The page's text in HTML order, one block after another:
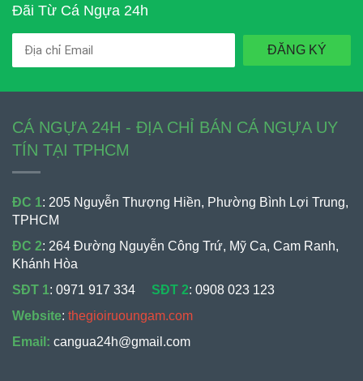
Đãi Từ Cá Ngựa 24h
ĐĂNG KÝ
CÁ NGỰA 24H - ĐỊA CHỈ BÁN CÁ NGỰA UY
TÍN TẠI TPHCM
ĐC 1: 205 Nguyễn Thượng Hiền, Phường Bình Lợi Trung,
TPHCM
ĐC 2: 264 Đường Nguyễn Công Trứ, Mỹ Ca, Cam Ranh,
Khánh Hòa
SĐT 1: 0971 917 334 SĐT 2: 0908 023 123
Website: thegioiruoungam.com
Email: cangua24h@gmail.com